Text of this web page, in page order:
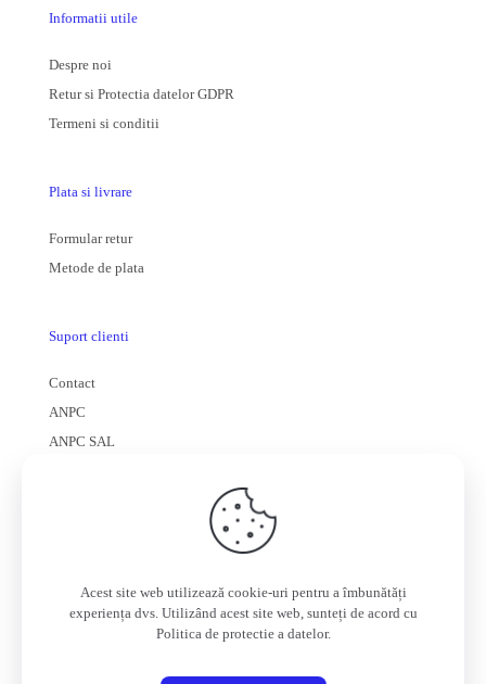
Informatii utile
Despre noi
Retur si Protectia datelor GDPR
Termeni si conditii
Plata si livrare
Formular retur
Metode de plata
Suport clienti
Contact
ANPC
ANPC SAL
© 2025 formota Magazin online | Toate drepturile rezervate |
Acest site web utilizează cookie-uri pentru a îmbunătăți
experiența dvs. Utilizând acest site web, sunteți de acord cu
Politica de protectie a datelor.